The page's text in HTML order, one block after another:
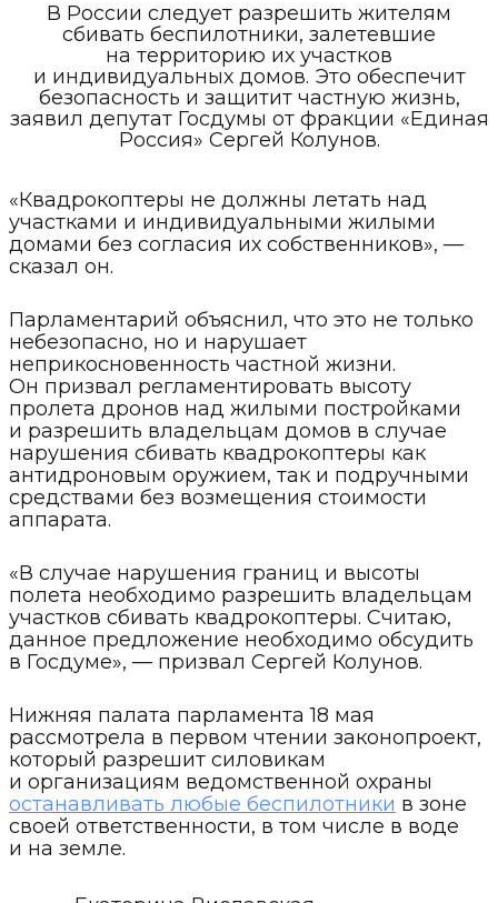
В России следует разрешить жителям
сбивать беспилотники, залетевшие
на территорию их участков
и индивидуальных домов. Это обеспечит
безопасность и защитит частную жизнь,
заявил депутат Госдумы от фракции «Единая
Россия» Сергей Колунов.
«Квадрокоптеры не должны летать над
участками и индивидуальными жилыми
домами без согласия их собственников», —
сказал он.
Парламентарий объяснил, что это не только
небезопасно, но и нарушает
неприкосновенность частной жизни.
Он призвал регламентировать высоту
пролета дронов над жилыми постройками
и разрешить владельцам домов в случае
нарушения сбивать квадрокоптеры как
антидроновым оружием, так и подручными
средствами без возмещения стоимости
аппарата.
«В случае нарушения границ и высоты
полета необходимо разрешить владельцам
участков сбивать квадрокоптеры. Считаю,
данное предложение необходимо обсудить
в Госдуме», — призвал Сергей Колунов.
Нижняя палата парламента 18 мая
рассмотрела в первом чтении законопроект,
который разрешит силовикам
и организациям ведомственной охраны
останавливать любые беспилотники в зоне
своей ответственности, в том числе в воде
и на земле.